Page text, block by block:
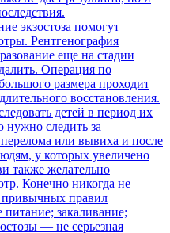
экзостоза помогут
Рентгенография
еще на стадии
Операция по
размера проходит
восстановления.
детей в период их
нужно следить за
или вывиха и после
у которых увеличено
также желательно
Конечно никогда не
правил
закаливание;
— не серьезная